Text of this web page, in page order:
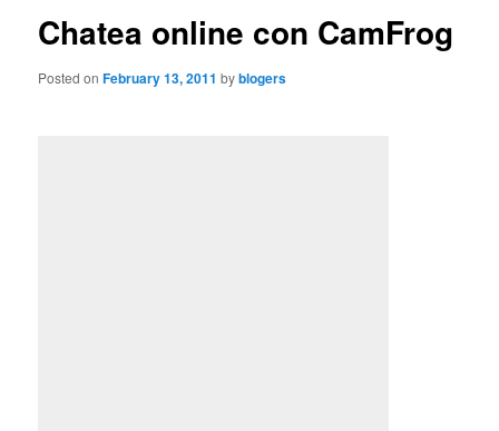
Chatea online con CamFrog
Posted onFebruary 13, 2011 byblogers